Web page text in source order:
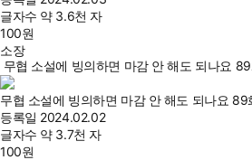
글자수 약 3.6천 자
100원
소장
무협 소설에 빙의하면 마감 안 해도 되나요
무협 소설에 빙의하면 마감 안 해도 되나요 89
등록일 2024.02.02
글자수 약 3.7천 자
100원